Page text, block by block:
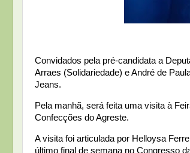
Convidados pela pré-candidata a
Arraes (Solidariedade) e André de
Jeans.
Pela manhã, será feita uma visita à
Confecções do Agreste.
A visita foi articulada por Helloysa
último final de semana no Congresso